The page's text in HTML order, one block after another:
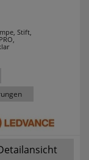
Stift,